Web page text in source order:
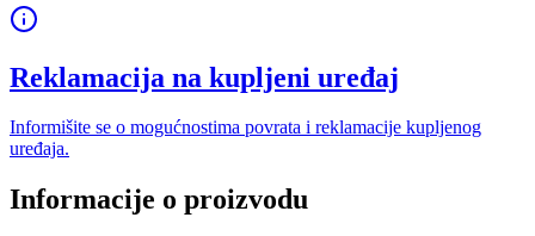
Reklamacija na kupljeni uređaj
Informišite se o mogućnostima povrata i reklamacije kupljenog
uređaja.
Informacije o proizvodu